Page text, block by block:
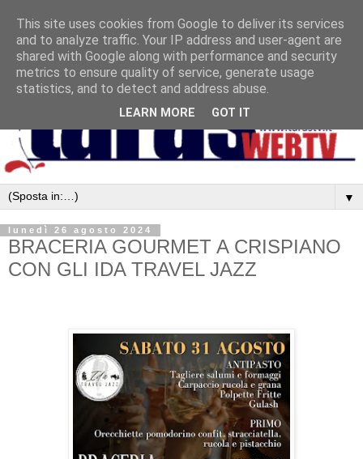
▼
lunedì 26 agosto 2024
BRACERIA GOURMET A CRISPIANO
CON GLI IDA TRAVEL JAZZ
This site uses cookies from Google to deliver its services
and to analyze traffic. Your IP address and user-agent are
shared with Google along with performance and security
metrics to ensure quality of service, generate usage
statistics, and to detect and address abuse.
LEARN MORE GOT IT